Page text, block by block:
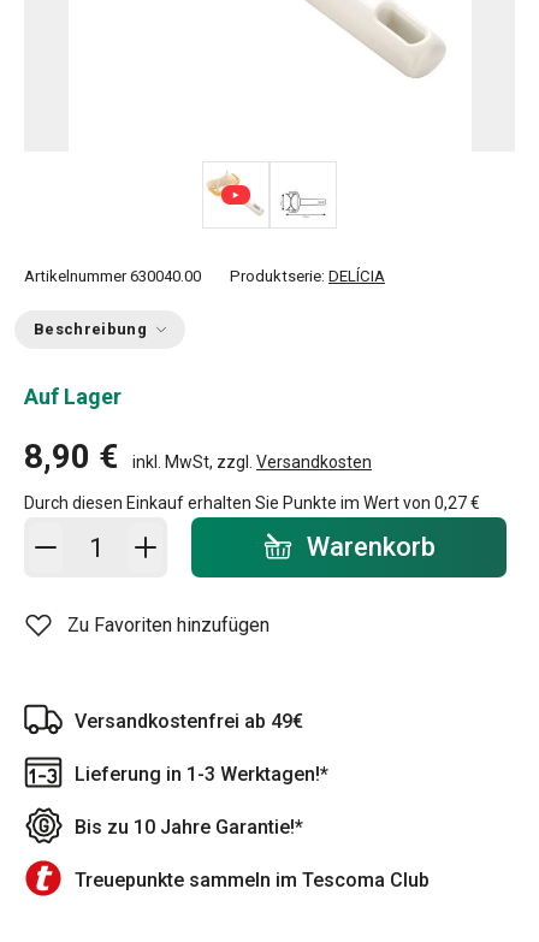
Artikelnummer 630040.00 Produktserie: DELÍCIA
Beschreibung
Auf Lager
8,90 € inkl. MwSt, zzgl. Versandkosten
Durch diesen Einkauf erhalten Sie Punkte im Wert von 0,27 €
In den Warenkorb - Menge Warenkorb
Zu Favoriten hinzufügen
Versandkostenfrei ab 49€
Lieferung in 1-3 Werktagen!*
Bis zu 10 Jahre Garantie!*
Treuepunkte sammeln im Tescoma Club